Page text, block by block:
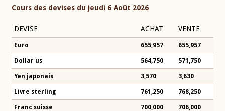
Cours des devises du jeudi 6 Août 2026
DEVISE ACHAT VENTE
Euro 655,957 655,957
Dollar us 564,750 571,750
Yen japonais 3,570 3,630
Livre sterling 761,250 768,250
Franc suisse 700,000 706,000